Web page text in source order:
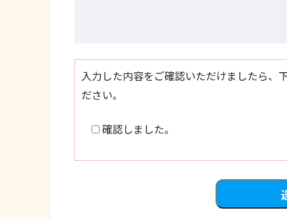
入力した内容をご確認いただけましたら、
ださい。
確認しました。